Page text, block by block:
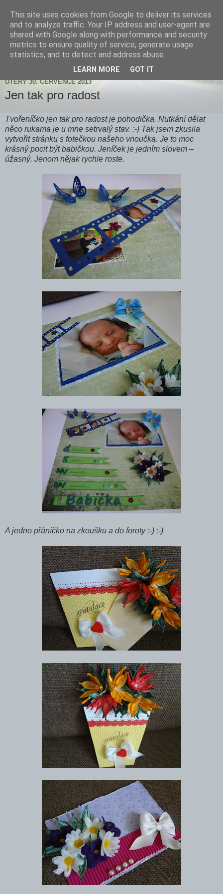
Zdenička
ÚTERÝ 30. ČERVENCE 2013
Jen tak pro radost
Tvořeníčko jen tak pro radost je pohodička. Nutkání dělat
něco rukama je u mne setrvalý stav. :-) Tak jsem zkusila
vytvořit stránku s fotečkou našeho vnoučka. Je to moc
krásný pocit být babičkou. Jeníček je jedním slovem –
úžasný. Jenom nějak rychle roste.
A jedno přáníčko na zkoušku a do foroty :-) :-)
This site uses cookies from Google to deliver its services
and to analyze traffic. Your IP address and user-agent are
shared with Google along with performance and security
metrics to ensure quality of service, generate usage
statistics, and to detect and address abuse.
LEARN MORE GOT IT